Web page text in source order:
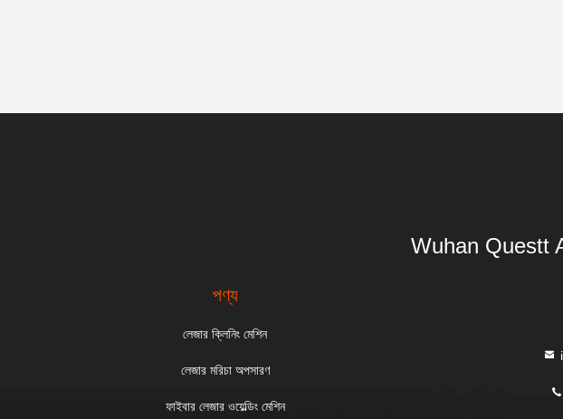
Wuhan Questt
পণ্য
লেজার ক্লিনিং মেশিন
লেজার মরিচা অপসারণ
ফাইবার লেজার ওয়েল্ডিং মেশিন